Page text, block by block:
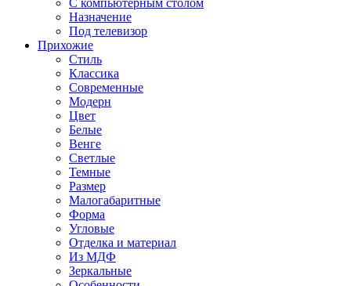
С компьютерным столом
Назначение
Под телевизор
Прихожие
Стиль
Классика
Современные
Модерн
Цвет
Белые
Венге
Светлые
Темные
Размер
Малогабаритные
Форма
Угловые
Отделка и материал
Из МДФ
Зеркальные